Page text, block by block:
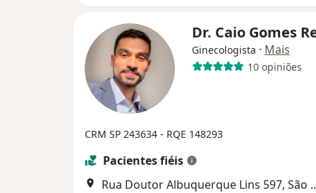
Dr. Caio Gomes
Ginecologista · Mais
10 opiniões
CRM SP 243634 - RQE 148293
Pacientes fiéis
Rua Doutor